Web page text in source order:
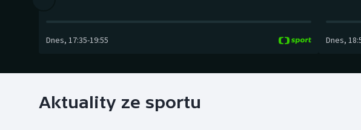
Dnes, 17:35-19:55 Dnes,
Aktuality ze sportu